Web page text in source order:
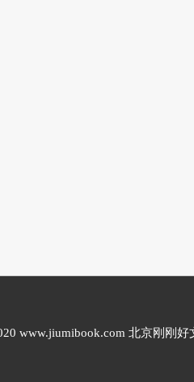
www.jiumibook.com 北京刚刚